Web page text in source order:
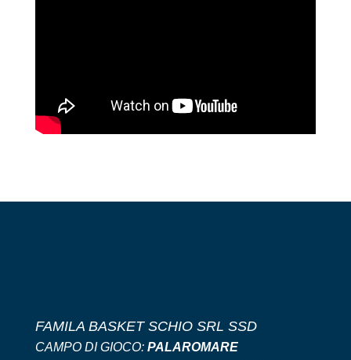
FAMILA BASKET SCHIO SRL SSD
CAMPO DI GIOCO: PALAROMARE